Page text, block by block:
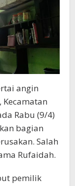
angin
Kecamatan
Rabu (9/4)
bagian
Salah
Rufaidah.
pemilik